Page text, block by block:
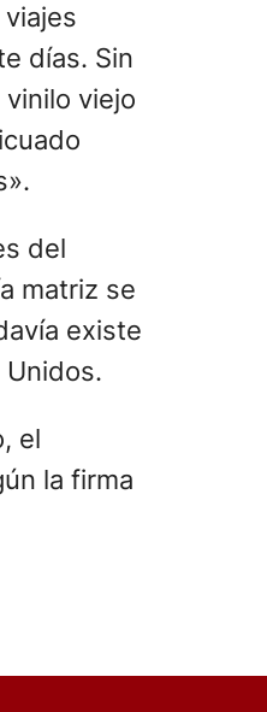
días. Sin
viejo
del
matriz se
existe
el
la firma